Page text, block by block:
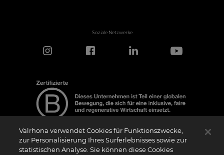
Soziale Netzwerke
Hinweis zur Zertifizierung
Valrhona verwendet Cookies für Funktionszwecke,
zur Personalisierung Ihres Surferlebnisses sowie zur
statistischen Analyse. Sie können diese Cookies